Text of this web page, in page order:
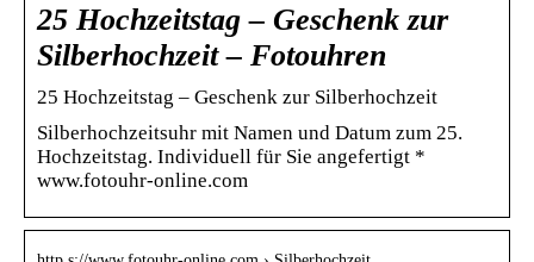
25 Hochzeitstag – Geschenk zur
Silberhochzeit – Fotouhren
25 Hochzeitstag – Geschenk zur Silberhochzeit
Silberhochzeitsuhr mit Namen und Datum zum 25.
Hochzeitstag. Individuell für Sie angefertigt *
www.fotouhr-online.com